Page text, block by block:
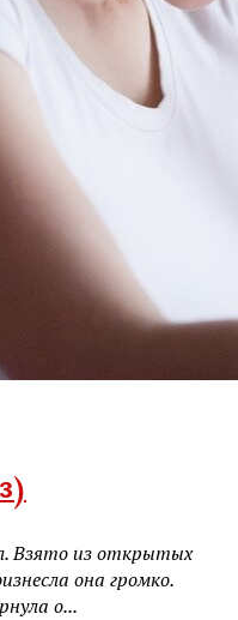
Взято из открытых
она громко.
о...